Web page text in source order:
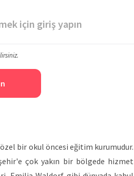
için giriş yapın
bir okul öncesi eğitim kurumudur.
çok yakın bir bölgede hizmet